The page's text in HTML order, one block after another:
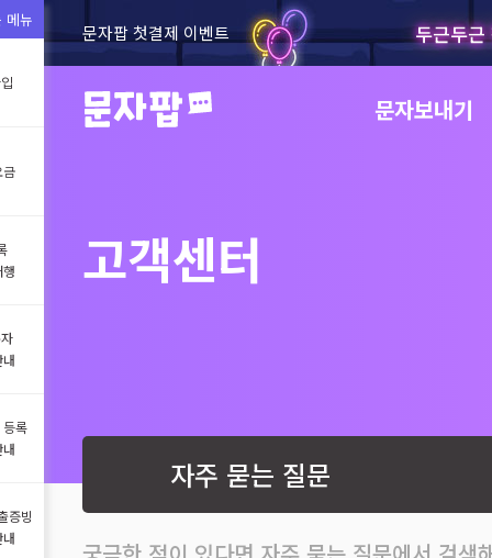
문자팝 첫결제 이벤트 두근두
문자보내기
메뉴
록
증빙
고객센터
자주 묻는 질문